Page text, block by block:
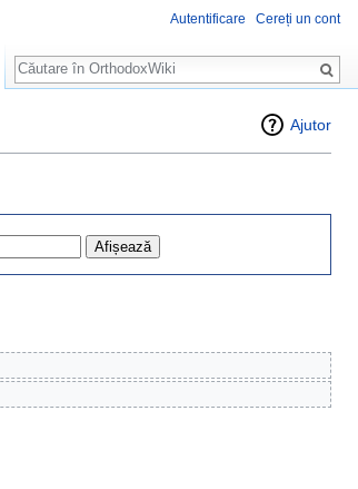
Ajutor
Autentificare Cereți un cont
Căutare